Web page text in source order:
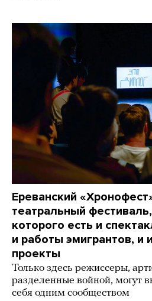
Ереванский
театральный
которого есть и
и работы эмигрантов, и
проекты
Только здесь режиссеры,
разделенные войной, могут
себя одним сообществом